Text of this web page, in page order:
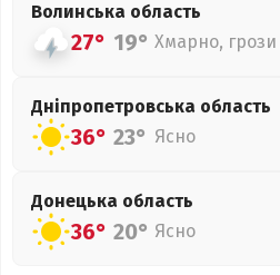
Волинська область
27° 19° Хмарно, грози
Дніпропетровська область
36° 23° Ясно
Донецька область
36° 20° Ясно